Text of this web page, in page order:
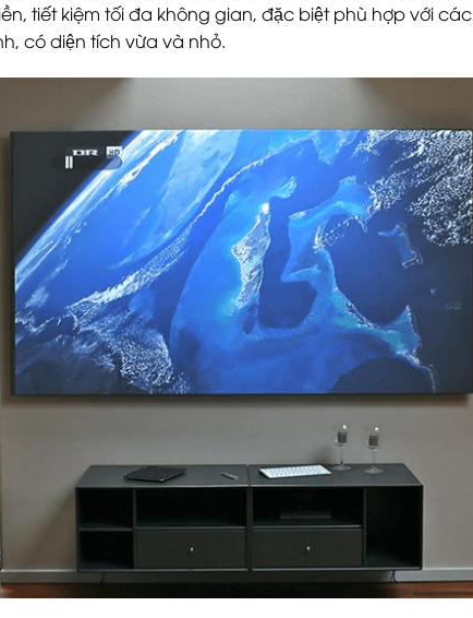
tiết kiệm tối đa không gian, đặc biệt phù hợp với
có diện tích vừa và nhỏ.